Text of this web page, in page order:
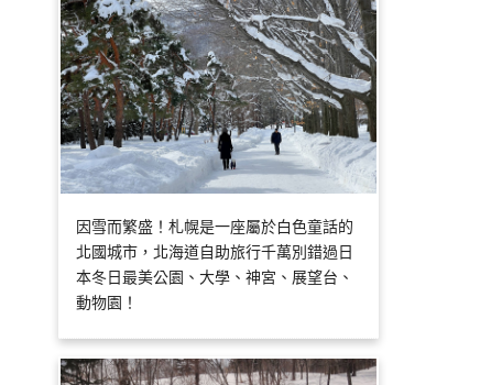
因雪而繁盛！札幌是一座屬於白色童話的
北國城市，北海道自助旅行千萬別錯過日
本冬日最美公園、大學、神宮、展望台、
動物園！